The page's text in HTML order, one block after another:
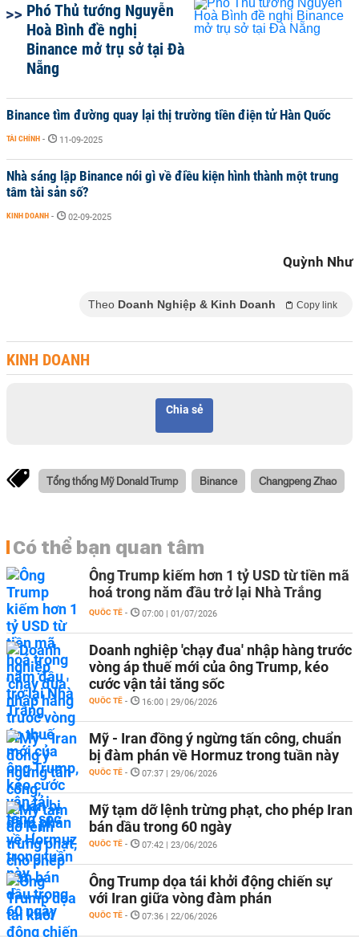
Phó Thủ tướng Nguyễn
Hoà Bình đề nghị
Binance mở trụ sở tại Đà
Nẵng
Binance tìm đường quay lại thị trường tiền điện tử Hàn Quốc
TÀI CHÍNH - 11-09-2025
Nhà sáng lập Binance nói gì về điều kiện hình thành một trung
tâm tài sản số?
KINH DOANH - 02-09-2025
Quỳnh Như
Theo Doanh Nghiệp & Kinh Doanh Copy link
KINH DOANH
Chia sẻ
Tổng thống Mỹ Donald Trump Binance Changpeng Zhao
Có thể bạn quan tâm
Ông Trump kiếm hơn 1 tỷ USD từ tiền mã
hoá trong năm đầu trở lại Nhà Trắng
QUỐC TẾ - 07:00 | 01/07/2026
Doanh nghiệp 'chạy đua' nhập hàng trước
vòng áp thuế mới của ông Trump, kéo
cước vận tải tăng sốc
QUỐC TẾ - 16:00 | 29/06/2026
Mỹ - Iran đồng ý ngừng tấn công, chuẩn
bị đàm phán về Hormuz trong tuần này
QUỐC TẾ - 07:37 | 29/06/2026
Mỹ tạm dỡ lệnh trừng phạt, cho phép Iran
bán dầu trong 60 ngày
QUỐC TẾ - 07:42 | 23/06/2026
Ông Trump dọa tái khởi động chiến sự
với Iran giữa vòng đàm phán
QUỐC TẾ - 07:36 | 22/06/2026